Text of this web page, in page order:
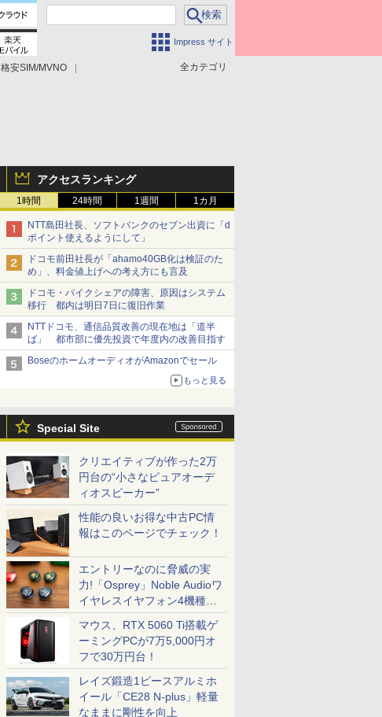
Impress サイト
全カテゴリ
格安SIM/MVNO
アクセスランキング
1時間 24時間 1週間 1カ月
NTT島田社長、ソフトバンクのセブン出資に「d
ポイント使えるようにして」
ドコモ前田社長が「ahamo40GB化は検証のた
め」、料金値上げへの考え方にも言及
ドコモ・バイクシェアの障害、原因はシステム
移行 都内は明日7日に復旧作業
NTTドコモ、通信品質改善の現在地は「道半
ば」 都市部に優先投資で年度内の改善目指す
BoseのホームオーディオがAmazonでセール
もっと見る
Special Site
クリエイティブが作った2万
円台の“小さなピュアオーデ
ィオスピーカー”
性能の良いお得な中古PC情
報はこのページでチェック！
エントリーなのに脅威の実
力!「Osprey」Noble Audioワ
イヤレスイヤフォン4機種を
一気に聴く
マウス、RTX 5060 Ti搭載ゲ
ーミングPCが7万5,000円オ
フで30万円台！
レイズ鍛造1ピースアルミホ
イール「CE28 N-plus」軽量
なままに剛性を向上